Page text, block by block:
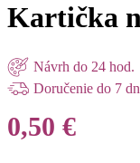
Kartička
Návrh do 24 hod.
Doručenie do 7
0,50 €